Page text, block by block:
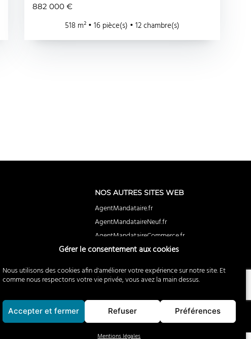
Gérer le consentement aux cookies
Nous utilisons des cookies afin d'améliorer votre expérience sur notre site. Et
comme nous respectons votre vie privée, vous avez la main dessus.
Accepter et fermer Refuser Préférences
Mentions légales
882 000 €
518 m² • 16 pièce(s) • 12 chambre(s)
NOS AUTRES SITES WEB
AgentMandataire.fr
AgentMandataireNeuf.fr
AgentMandataireCommerce.fr
BuyerAgent.fr
RecrutementImmobilier.fr